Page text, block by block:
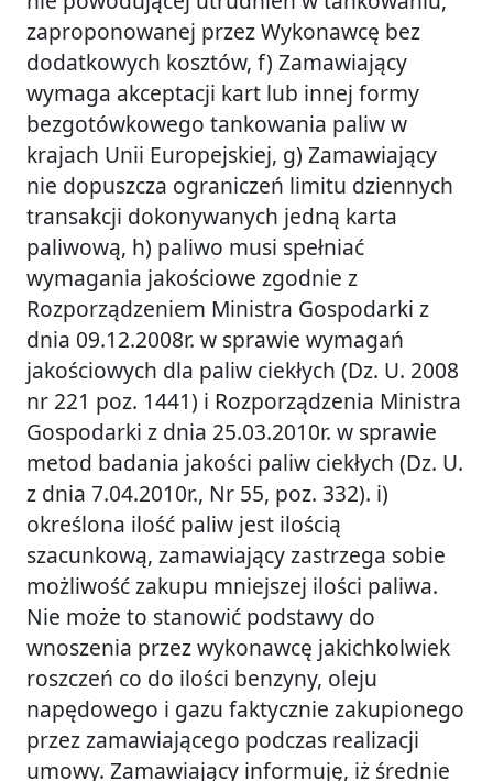
zaproponowanej przez Wykonawcę bez
dodatkowych kosztów, f) Zamawiający
wymaga akceptacji kart lub innej formy
bezgotówkowego tankowania paliw w
krajach Unii Europejskiej, g) Zamawiający
nie dopuszcza ograniczeń limitu dziennych
transakcji dokonywanych jedną karta
paliwową, h) paliwo musi spełniać
wymagania jakościowe zgodnie z
Rozporządzeniem Ministra Gospodarki z
dnia 09.12.2008r. w sprawie wymagań
jakościowych dla paliw ciekłych (Dz. U. 2008
nr 221 poz. 1441) i Rozporządzenia Ministra
Gospodarki z dnia 25.03.2010r. w sprawie
metod badania jakości paliw ciekłych (Dz. U.
z dnia 7.04.2010r., Nr 55, poz. 332). i)
określona ilość paliw jest ilością
szacunkową, zamawiający zastrzega sobie
możliwość zakupu mniejszej ilości paliwa.
Nie może to stanowić podstawy do
wnoszenia przez wykonawcę jakichkolwiek
roszczeń co do ilości benzyny, oleju
napędowego i gazu faktycznie zakupionego
przez zamawiającego podczas realizacji
umowy. Zamawiający informuję, iż średnie